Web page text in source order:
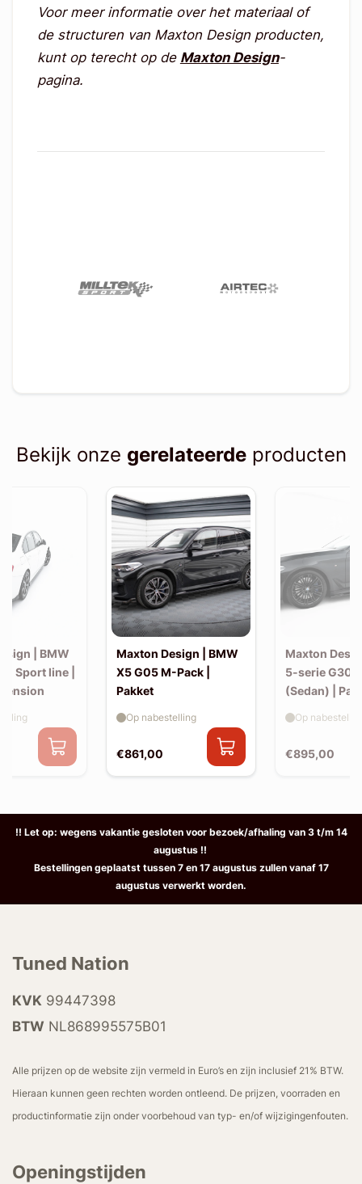
Voor meer informatie over het materiaal of
de structuren van Maxton Design producten,
kunt op terecht op de Maxton Design-
pagina.
Bekijk onze gerelateerdeproducten
| BMW
Sport line |
Maxton Design | BMW
X5 G05 M-Pack |
Pakket
€861,00
Op nabestelling
Maxton
5-serie G30
(Sedan) |
€895,00
Op
!! Let op: wegens vakantie gesloten voor bezoek/afhaling van 3 t/m 14
augustus !!
Bestellingen geplaatst tussen 7 en 17 augustus zullen vanaf 17
augustus verwerkt worden.
Tuned Nation
KVK 99447398
BTW NL868995575B01
Alle prijzen op de website zijn vermeld in Euro’s en zijn inclusief 21% BTW.
Hieraan kunnen geen rechten worden ontleend. De prijzen, voorraden en
productinformatie zijn onder voorbehoud van typ- en/of wijzigingenfouten.
Openingstijden